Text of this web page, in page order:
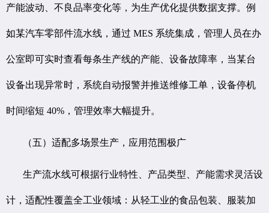
产能波动、不良品率变化等，为生产优化提供数据支撑。例
如某汽车零部件流水线，通过 MES 系统集成，管理人员在办
公室即可实时查看每条生产线的产能、设备故障率，当某台
设备出现异常时，系统自动报警并推送维修工单，设备停机
时间缩短 40%，管理效率大幅提升。
（五）适配多场景生产，应用范围极广
生产流水线可根据行业特性、产品类型、产能需求灵活设
计，适配性覆盖全工业领域：从轻工业的食品包装、服装加